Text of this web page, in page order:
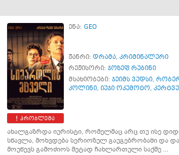
პრობლემა
ენა: GEO
ჟანრი: დრამა, კრიმინალური
რეჟისორი: ჯოზეფ რუბინი
მსახიობები: ჯეიმს ვუდსი,
კოლინი, იუჯი ოკუმოტო,
ახალგაზრდა იურისტი, რომელმაც არც თუ ისე
სწავლა, მოხვდება სერიოზულ გაუგებრობაში და
მოუწევს გამოძიოს მეტად ჩახლართული საქმე ...